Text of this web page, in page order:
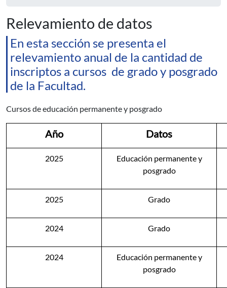
Relevamiento de datos
En esta sección se presenta el
relevamiento anual de la cantidad de
inscriptos a cursos de grado y posgrado
de la Facultad.
Cursos de educación permanente y posgrado
Año Datos
2025
Educación permanente y
posgrado
2025 Grado
2024 Grado
2024
Educación permanente y
posgrado